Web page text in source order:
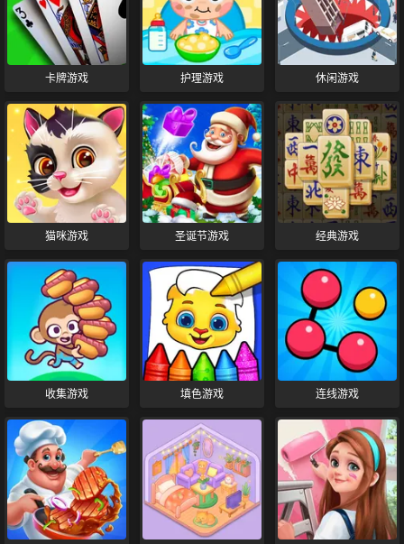
卡牌游戏 护理游戏 休闲游戏
猫咪游戏 圣诞节游戏 经典游戏
收集游戏 填色游戏 连线游戏